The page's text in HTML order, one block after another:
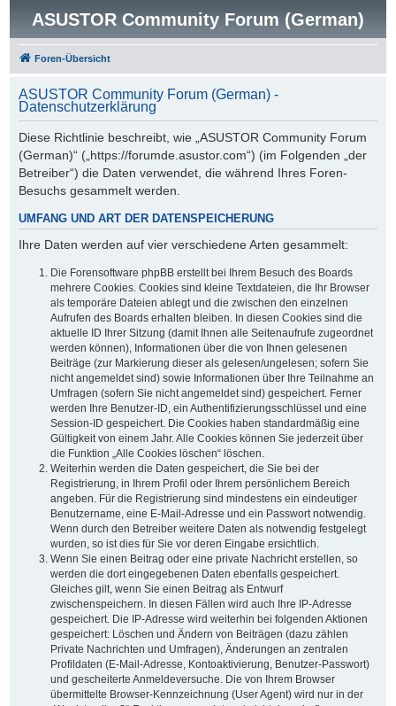
ASUSTOR Community Forum (German)
Foren-Übersicht
ASUSTOR Community Forum (German) -
Datenschutzerklärung
Diese Richtlinie beschreibt, wie „ASUSTOR Community Forum
(German)“ („https://forumde.asustor.com“) (im Folgenden „der
Betreiber“) die Daten verwendet, die während Ihres Foren-
Besuchs gesammelt werden.
UMFANG UND ART DER DATENSPEICHERUNG
Ihre Daten werden auf vier verschiedene Arten gesammelt:
Die Forensoftware phpBB erstellt bei Ihrem Besuch des Boards
mehrere Cookies. Cookies sind kleine Textdateien, die Ihr Browser
als temporäre Dateien ablegt und die zwischen den einzelnen
Aufrufen des Boards erhalten bleiben. In diesen Cookies sind die
aktuelle ID Ihrer Sitzung (damit Ihnen alle Seitenaufrufe zugeordnet
werden können), Informationen über die von Ihnen gelesenen
Beiträge (zur Markierung dieser als gelesen/ungelesen; sofern Sie
nicht angemeldet sind) sowie Informationen über Ihre Teilnahme an
Umfragen (sofern Sie nicht angemeldet sind) gespeichert. Ferner
werden Ihre Benutzer-ID, ein Authentifizierungsschlüssel und eine
Session-ID gespeichert. Die Cookies haben standardmäßig eine
Gültigkeit von einem Jahr. Alle Cookies können Sie jederzeit über
die Funktion „Alle Cookies löschen“ löschen.
Weiterhin werden die Daten gespeichert, die Sie bei der
Registrierung, in Ihrem Profil oder Ihrem persönlichem Bereich
angeben. Für die Registrierung sind mindestens ein eindeutiger
Benutzername, eine E-Mail-Adresse und ein Passwort notwendig.
Wenn durch den Betreiber weitere Daten als notwendig festgelegt
wurden, so ist dies für Sie vor deren Eingabe ersichtlich.
Wenn Sie einen Beitrag oder eine private Nachricht erstellen, so
werden die dort eingegebenen Daten ebenfalls gespeichert.
Gleiches gilt, wenn Sie einen Beitrag als Entwurf
zwischenspeichern. In diesen Fällen wird auch Ihre IP-Adresse
gespeichert. Die IP-Adresse wird weiterhin bei folgenden Aktionen
gespeichert: Löschen und Ändern von Beiträgen (dazu zählen
Private Nachrichten und Umfragen), Änderungen an zentralen
Profildaten (E-Mail-Adresse, Kontoaktivierung, Benutzer-Passwort)
und gescheiterte Anmeldeversuche. Die von Ihrem Browser
übermittelte Browser-Kennzeichnung (User Agent) wird nur in der